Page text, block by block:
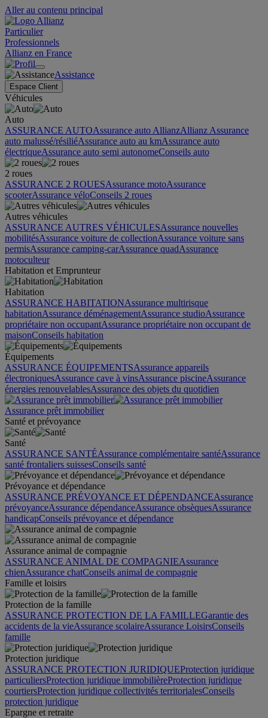
Aller au contenu principal
Particulier
Professionnels
Allianz en France
Assistance
Espace Client
Véhicules
Auto
ASSURANCE AUTOAssurance auto AllianzAllianz Assurance
auto malussé/résiliéAssurance auto au kmAssurance auto
électriqueAssurance auto semi autonomeConseils auto
2 roues
ASSURANCE 2 ROUESAssurance motoAssurance
scooterAssurance véloConseils 2 roues
Autres véhicules
ASSURANCE AUTRES VÉHICULESAssurance nouvelles
mobilitésAssurance voiture de collectionAssurance voiture sans
permisAssurance camping-carAssurance quadAssurance
motoculteur
Habitation et Emprunteur
Habitation
ASSURANCE HABITATIONAssurance multirisque
habitationAssurance déménagementAssurance studioAssurance
propriétaire non occupantAssurance propriétaire non occupant de
maisonConseils habitation
Équipements
ASSURANCE ÉQUIPEMENTSAssurance appareils
électroniquesAssurance cave à vinsAssurance piscineAssurance
énergies renouvelablesAssurance des objets du quotidien
Assurance prêt immobilier
Santé et prévoyance
Santé
ASSURANCE SANTÉAssurance complémentaire santéAssurance
santé frontaliers suissesConseils santé
Prévoyance et dépendance
ASSURANCE PRÉVOYANCE ET DÉPENDANCEAssurance
prévoyanceAssurance dépendanceAssurance obsèquesAssurance
handicapConseils prévoyance et dépendance
Assurance animal de compagnie
ASSURANCE ANIMAL DE COMPAGNIEAssurance
chienAssurance chatConseils animal de compagnie
Famille et loisirs
Protection de la famille
ASSURANCE PROTECTION DE LA FAMILLEGarantie des
accidents de la vieAssurance scolaireAssurance LoisirsConseils
famille
Protection juridique
ASSURANCE PROTECTION JURIDIQUEProtection juridique
particuliersProtection juridique immobilièreProtection juridique
courtiersProtection juridique collectivités territorialesConseils
protection juridique
Epargne et retraite